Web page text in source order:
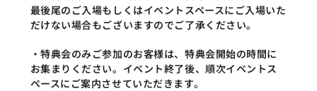
最後尾のご入場もしくはイベントスペースにご入場いた
だけない場合もございますのでご了承ください。
・特典会のみご参加のお客様は、特典会開始の時間に
お集まりください。イベント終了後、順次イベントス
ペースにご案内させていただきます。